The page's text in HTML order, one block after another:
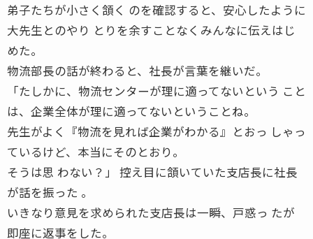
弟子たちが小さく頷く のを確認すると、安心したように
大先生とのやり とりを余すことなくみんなに伝えはじ
めた。
物流部長の話が終わると、社長が言葉を継いだ。
「たしかに、物流センターが理に適ってないという こと
は、企業全体が理に適ってないということね。
先生がよく『物流を見れば企業がわかる』とおっ しゃっ
ているけど、本当にそのとおり。
そうは思 わない？」 控え目に頷いていた支店長に社長
が話を振った 。
いきなり意見を求められた支店長は一瞬、戸惑っ たが
即座に返事をした。